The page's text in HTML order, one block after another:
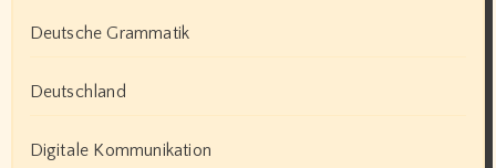
Deutsche Grammatik
Deutschland
Digitale Kommunikation